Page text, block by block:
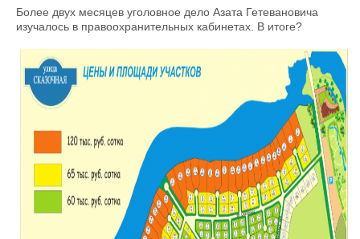
Более двух месяцев уголовное дело Азата Гетевановича
изучалось в правоохранительных кабинетах. В итоге?